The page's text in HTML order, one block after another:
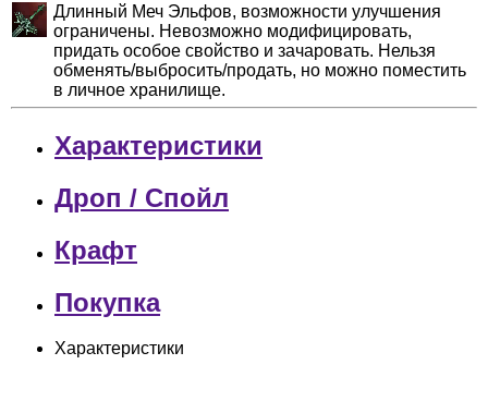
Длинный Меч Эльфов, возможности улучшения
ограничены. Невозможно модифицировать,
придать особое свойство и зачаровать. Нельзя
обменять/выбросить/продать, но можно поместить
в личное хранилище.
Характеристики
Дроп / Спойл
Крафт
Покупка
Характеристики